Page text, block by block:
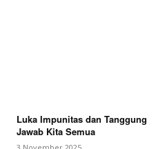
Luka Impunitas dan Tanggung
Jawab Kita Semua